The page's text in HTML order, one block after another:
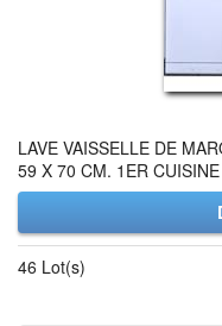
LAVE VAISSELLE DE
59 X 70 CM. 1ER CUISINE
46 Lot(s)